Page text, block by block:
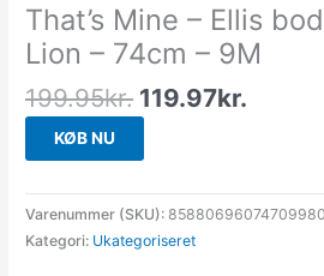
That’s Mine – Ellis
Lion – 74cm – 9M
199.95kr. 119.97kr.
KØB NU
Varenummer (SKU):
Kategori: Ukategoriseret